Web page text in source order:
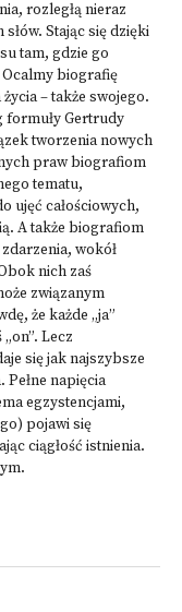
rozległą nieraz
Stając się dzięki
tam, gdzie go
biografię
– także swojego.
formuły Gertrudy
tworzenia nowych
praw biografiom
tematu,
ujęć całościowych,
A także biografiom
wokół
nich zaś
związanym
że każde „ja”
Lecz
się jak najszybsze
napięcia
egzystencjami,
pojawi się
ciągłość istnienia.